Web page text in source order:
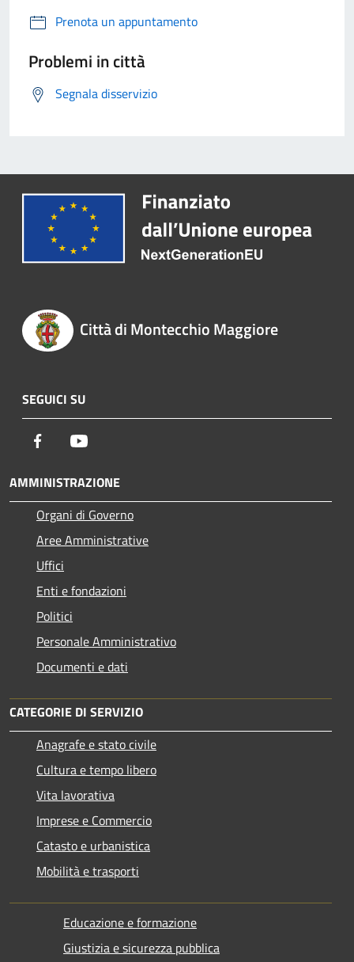
Prenota un appuntamento
Problemi in città
Segnala disservizio
Città di Montecchio Maggiore
SEGUICI SU
Facebook
AMMINISTRAZIONE
Organi di Governo
Aree Amministrative
Uffici
Enti e fondazioni
Politici
Personale Amministrativo
Documenti e dati
CATEGORIE DI SERVIZIO
Anagrafe e stato civile
Cultura e tempo libero
Vita lavorativa
Imprese e Commercio
Catasto e urbanistica
Mobilità e trasporti
Educazione e formazione
Giustizia e sicurezza pubblica